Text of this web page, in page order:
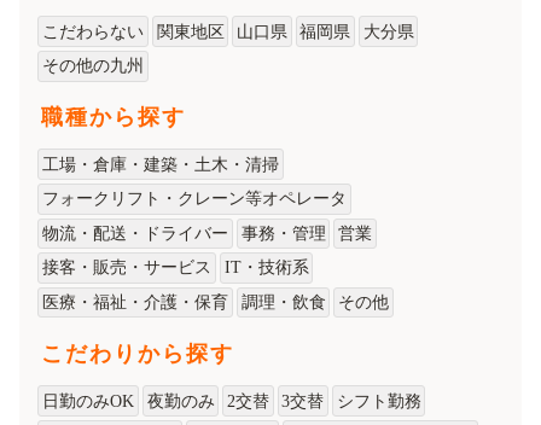
こだわらない 関東地区 山口県 福岡県
大分県
その他の九州
職種から探す
工場・倉庫・建築・土木・清掃
フォークリフト・クレーン等オペレータ
物流・配送・ドライバー
事務・管理
営業
接客・販売・サービス
IT・技術系
医療・福祉・介護・保育
調理・飲食 その他
こだわりから探す
日勤のみOK 夜勤のみ 2交替 3交替
シフト勤務